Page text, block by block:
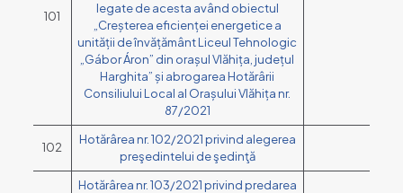
101
legate de acesta având obiectul
„Creșterea eficienței energetice a
unității de învățământ Liceul Tehnologic
„Gábor Áron” din orașul Vlăhița, județul
Harghita” și abrogarea Hotărârii
Consiliului Local al Orașului Vlăhița nr.
87/2021
102
Hotărârea nr. 102/2021 privind alegerea
preşedintelui de şedinţă
Hotărârea nr. 103/2021 privind predarea